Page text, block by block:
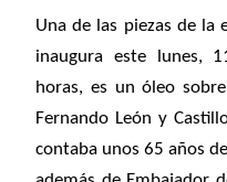
Una de las piezas de la
inaugura este lunes,
horas, es un óleo
Fernando León y
contaba unos 65 años